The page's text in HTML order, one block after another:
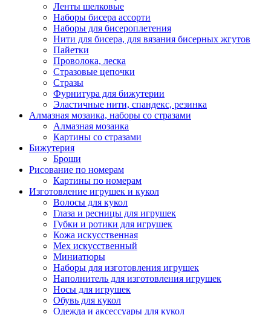
Ленты шелковые
Наборы бисера ассорти
Наборы для бисероплетения
Нити для бисера, для вязания бисерных жгутов
Пайетки
Проволока, леска
Стразовые цепочки
Стразы
Фурнитура для бижутерии
Эластичные нити, спандекс, резинка
Алмазная мозаика, наборы со стразами
Алмазная мозаика
Картины co стразами
Бижутерия
Броши
Рисование по номерам
Картины по номерам
Изготовление игрушек и кукол
Волосы для кукол
Глаза и ресницы для игрушек
Губки и ротики для игрушек
Кожа искусственная
Мех искусственный
Миниатюры
Наборы для изготовления игрушек
Наполнитель для изготовления игрушек
Носы для игрушек
Обувь для кукол
Одежда и аксессуары для кукол